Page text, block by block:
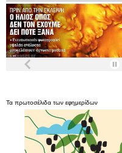
Τα πρωτοσέλιδα των εφημερίδων